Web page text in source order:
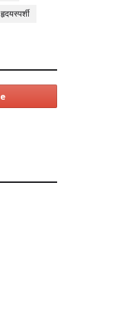
हृदयस्पर्शी